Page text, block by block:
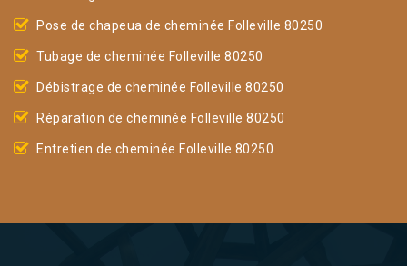
Pose de chapeua de cheminée Folleville 80250
Tubage de cheminée Folleville 80250
Débistrage de cheminée Folleville 80250
Réparation de cheminée Folleville 80250
Entretien de cheminée Folleville 80250